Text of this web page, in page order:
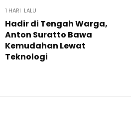
1 HARI LALU
Hadir di Tengah Warga,
Anton Suratto Bawa
Kemudahan Lewat
Teknologi ​